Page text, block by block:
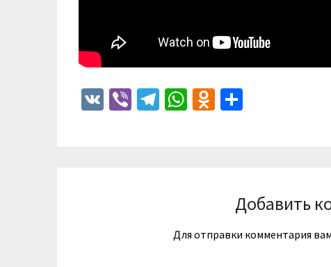
VK ViberTelegram
WhatsApp
Добавить
Для отправки комментария